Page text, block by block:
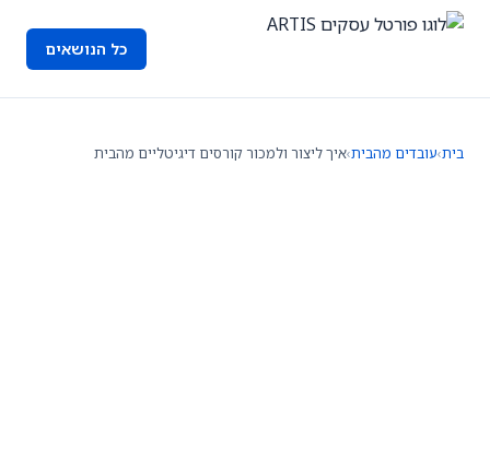
כל הנושאים
בית›עובדים מהבית›איך ליצור ולמכור קורסים דיגיטליים מהבית